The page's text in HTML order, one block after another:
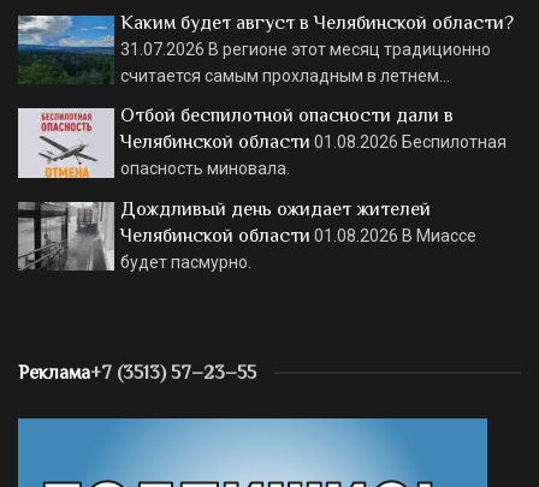
Каким будет август в Челябинской области?
31.07.2026 В регионе этот месяц традиционно
считается самым прохладным в летнем…
Отбой беспилотной опасности дали в
Челябинской области 01.08.2026 Беспилотная
опасность миновала.
Дождливый день ожидает жителей
Челябинской области 01.08.2026 В Миассе
будет пасмурно.
Реклама+7 (3513) 57–23–55